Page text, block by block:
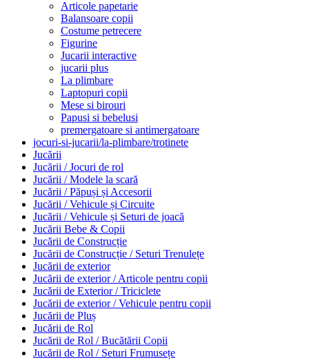
Articole papetarie
Balansoare copii
Costume petrecere
Figurine
Jucarii interactive
jucarii plus
La plimbare
Laptopuri copii
Mese si birouri
Papusi si bebelusi
premergatoare si antimergatoare
jocuri-si-jucarii/la-plimbare/trotinete
Jucării
Jucării / Jocuri de rol
Jucării / Modele la scară
Jucării / Păpuși și Accesorii
Jucării / Vehicule și Circuite
Jucării / Vehicule și Seturi de joacă
Jucării Bebe & Copii
Jucării de Construcție
Jucării de Construcție / Seturi Trenulețe
Jucării de exterior
Jucării de exterior / Articole pentru copii
Jucării de Exterior / Triciclete
Jucării de exterior / Vehicule pentru copii
Jucării de Pluș
Jucării de Rol
Jucării de Rol / Bucătării Copii
Jucării de Rol / Seturi Frumusețe